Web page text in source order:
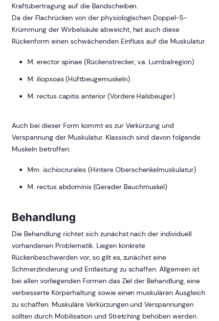
Kraftübertragung auf die Bandscheiben.
Da der Flachrücken von der physiologischen Doppel-S-
Krümmung der Wirbelsäule abweicht, hat auch diese
Rückenform einen schwächenden Einfluss auf die Muskulatur.
M. erector spinae (Rückenstrecker, v.a. Lumbalregion)
M. iliopsoas (Hüftbeugemuskeln)
M. rectus capitis anterior (Vordere Halsbeuger)
Auch bei dieser Form kommt es zur Verkürzung und
Verspannung der Muskulatur. Klassisch sind davon folgende
Muskeln betroffen:
Mm. ischiocrurales (Hintere Oberschenkelmuskulatur)
M. rectus abdominis (Gerader Bauchmuskel)
Behandlung
Die Behandlung richtet sich zunächst nach der individuell
vorhandenen Problematik. Liegen konkrete
Rückenbeschwerden vor, so gilt es, zunächst eine
Schmerzlinderung und Entlastung zu schaffen. Allgemein ist
bei allen vorliegenden Formen das Ziel der Behandlung, eine
verbesserte Körperhaltung sowie einen muskulären Ausgleich
zu schaffen. Muskuläre Verkürzungen und Verspannungen
sollten durch Mobilisation und Stretching behoben werden.